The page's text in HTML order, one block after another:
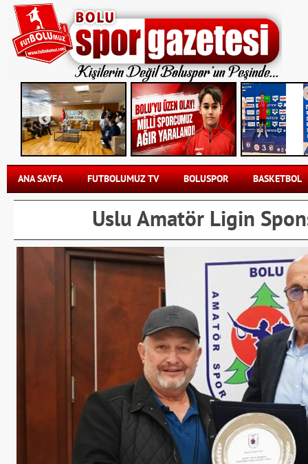
ANA SAYFA FUTBOLUMUZ TV BOLUSPOR BASKETBOL
Uslu Amatör Ligin